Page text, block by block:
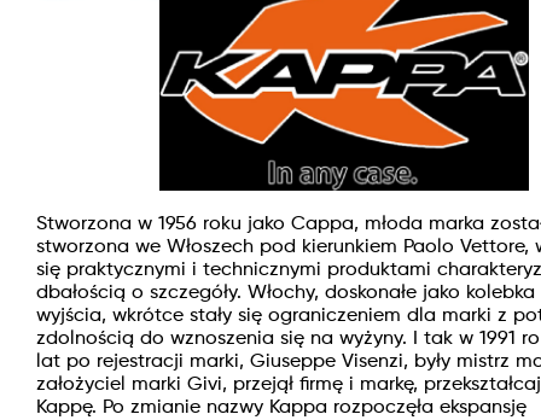
Stworzona w 1956 roku jako Cappa, młoda marka
stworzona we Włoszech pod kierunkiem Paolo Vettore,
się praktycznymi i technicznymi produktami
dbałością o szczegóły. Włochy, doskonałe jako
wyjścia, wkrótce stały się ograniczeniem dla marki z
zdolnością do wznoszenia się na wyżyny. I tak w 1991
lat po rejestracji marki, Giuseppe Visenzi, były mistrz
założyciel marki Givi, przejął firmę i markę,
Kappę. Po zmianie nazwy Kappa rozpoczęła ekspansję